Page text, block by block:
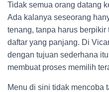
Tidak semua orang datang
Ada kalanya seseorang
tenang, tanpa harus
daftar yang panjang. Di
dengan tujuan sederhana
membuat proses memilih
Menu di sini tidak mencoba